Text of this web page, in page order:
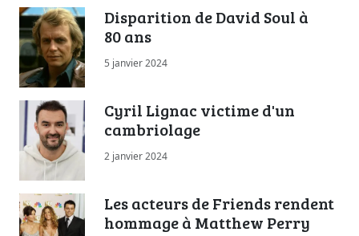
Disparition de David Soul à
80 ans
5 janvier 2024
Cyril Lignac victime d'un
cambriolage
2 janvier 2024
Les acteurs de Friends rendent
hommage à Matthew Perry